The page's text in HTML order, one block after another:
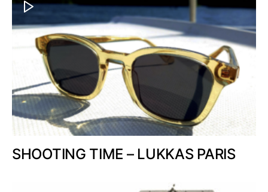
SHOOTING TIME – LUKKAS PARIS